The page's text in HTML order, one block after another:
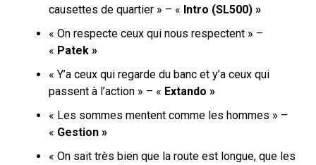
causettes de quartier » – « Intro (SL500) »
« On respecte ceux qui nous respectent » –
« Patek »
« Y’a ceux qui regarde du banc et y’a ceux qui
passent à l’action » – « Extando »
« Les sommes mentent comme les hommes » –
« Gestion »
« On sait très bien que la route est longue, que les